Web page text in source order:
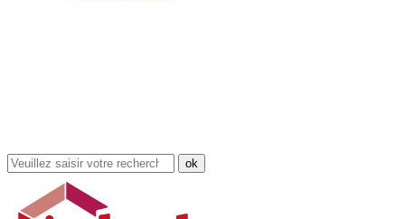
Rechercher
dans
site